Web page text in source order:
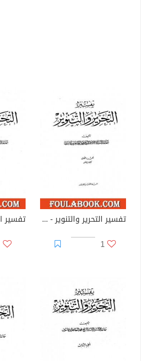
تفسير التحرير والتنوير - الجزء الأول
1